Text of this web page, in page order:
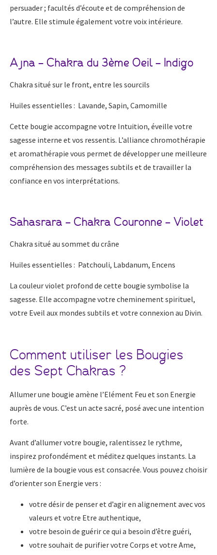
persuader ; facultés d’écoute et de compréhension de
l’autre. Elle stimule également votre voix intérieure.
Ajna – Chakra du 3ème Oeil – Indigo
Chakra situé sur le front, entre les sourcils
Huiles essentielles : Lavande, Sapin, Camomille
Cette bougie accompagne votre Intuition, éveille votre
sagesse interne et vos ressentis. L’alliance chromothérapie
et aromathérapie vous permet de développer une meilleure
compréhension des messages subtils et de travailler la
confiance en vos interprétations.
Sahasrara – Chakra Couronne – Violet
Chakra situé au sommet du crâne
Huiles essentielles : Patchouli, Labdanum, Encens
La couleur violet profond de cette bougie symbolise la
sagesse. Elle accompagne votre cheminement spirituel,
votre Eveil aux mondes subtils et votre connexion au Divin.
Comment utiliser les Bougies
des Sept Chakras ?
Allumer une bougie amène l’Elément Feu et son Energie
auprès de vous. C’est un acte sacré, posé avec une intention
forte.
Avant d’allumer votre bougie, ralentissez le rythme,
inspirez profondément et méditez quelques instants. La
lumière de la bougie vous est consacrée. Vous pouvez choisir
d’orienter son Energie vers :
votre désir de penser et d’agir en alignement avec vos
valeurs et votre Etre authentique,
votre besoin de guérir ce qui a besoin d’être guéri,
votre souhait de purifier votre Corps et votre Ame,